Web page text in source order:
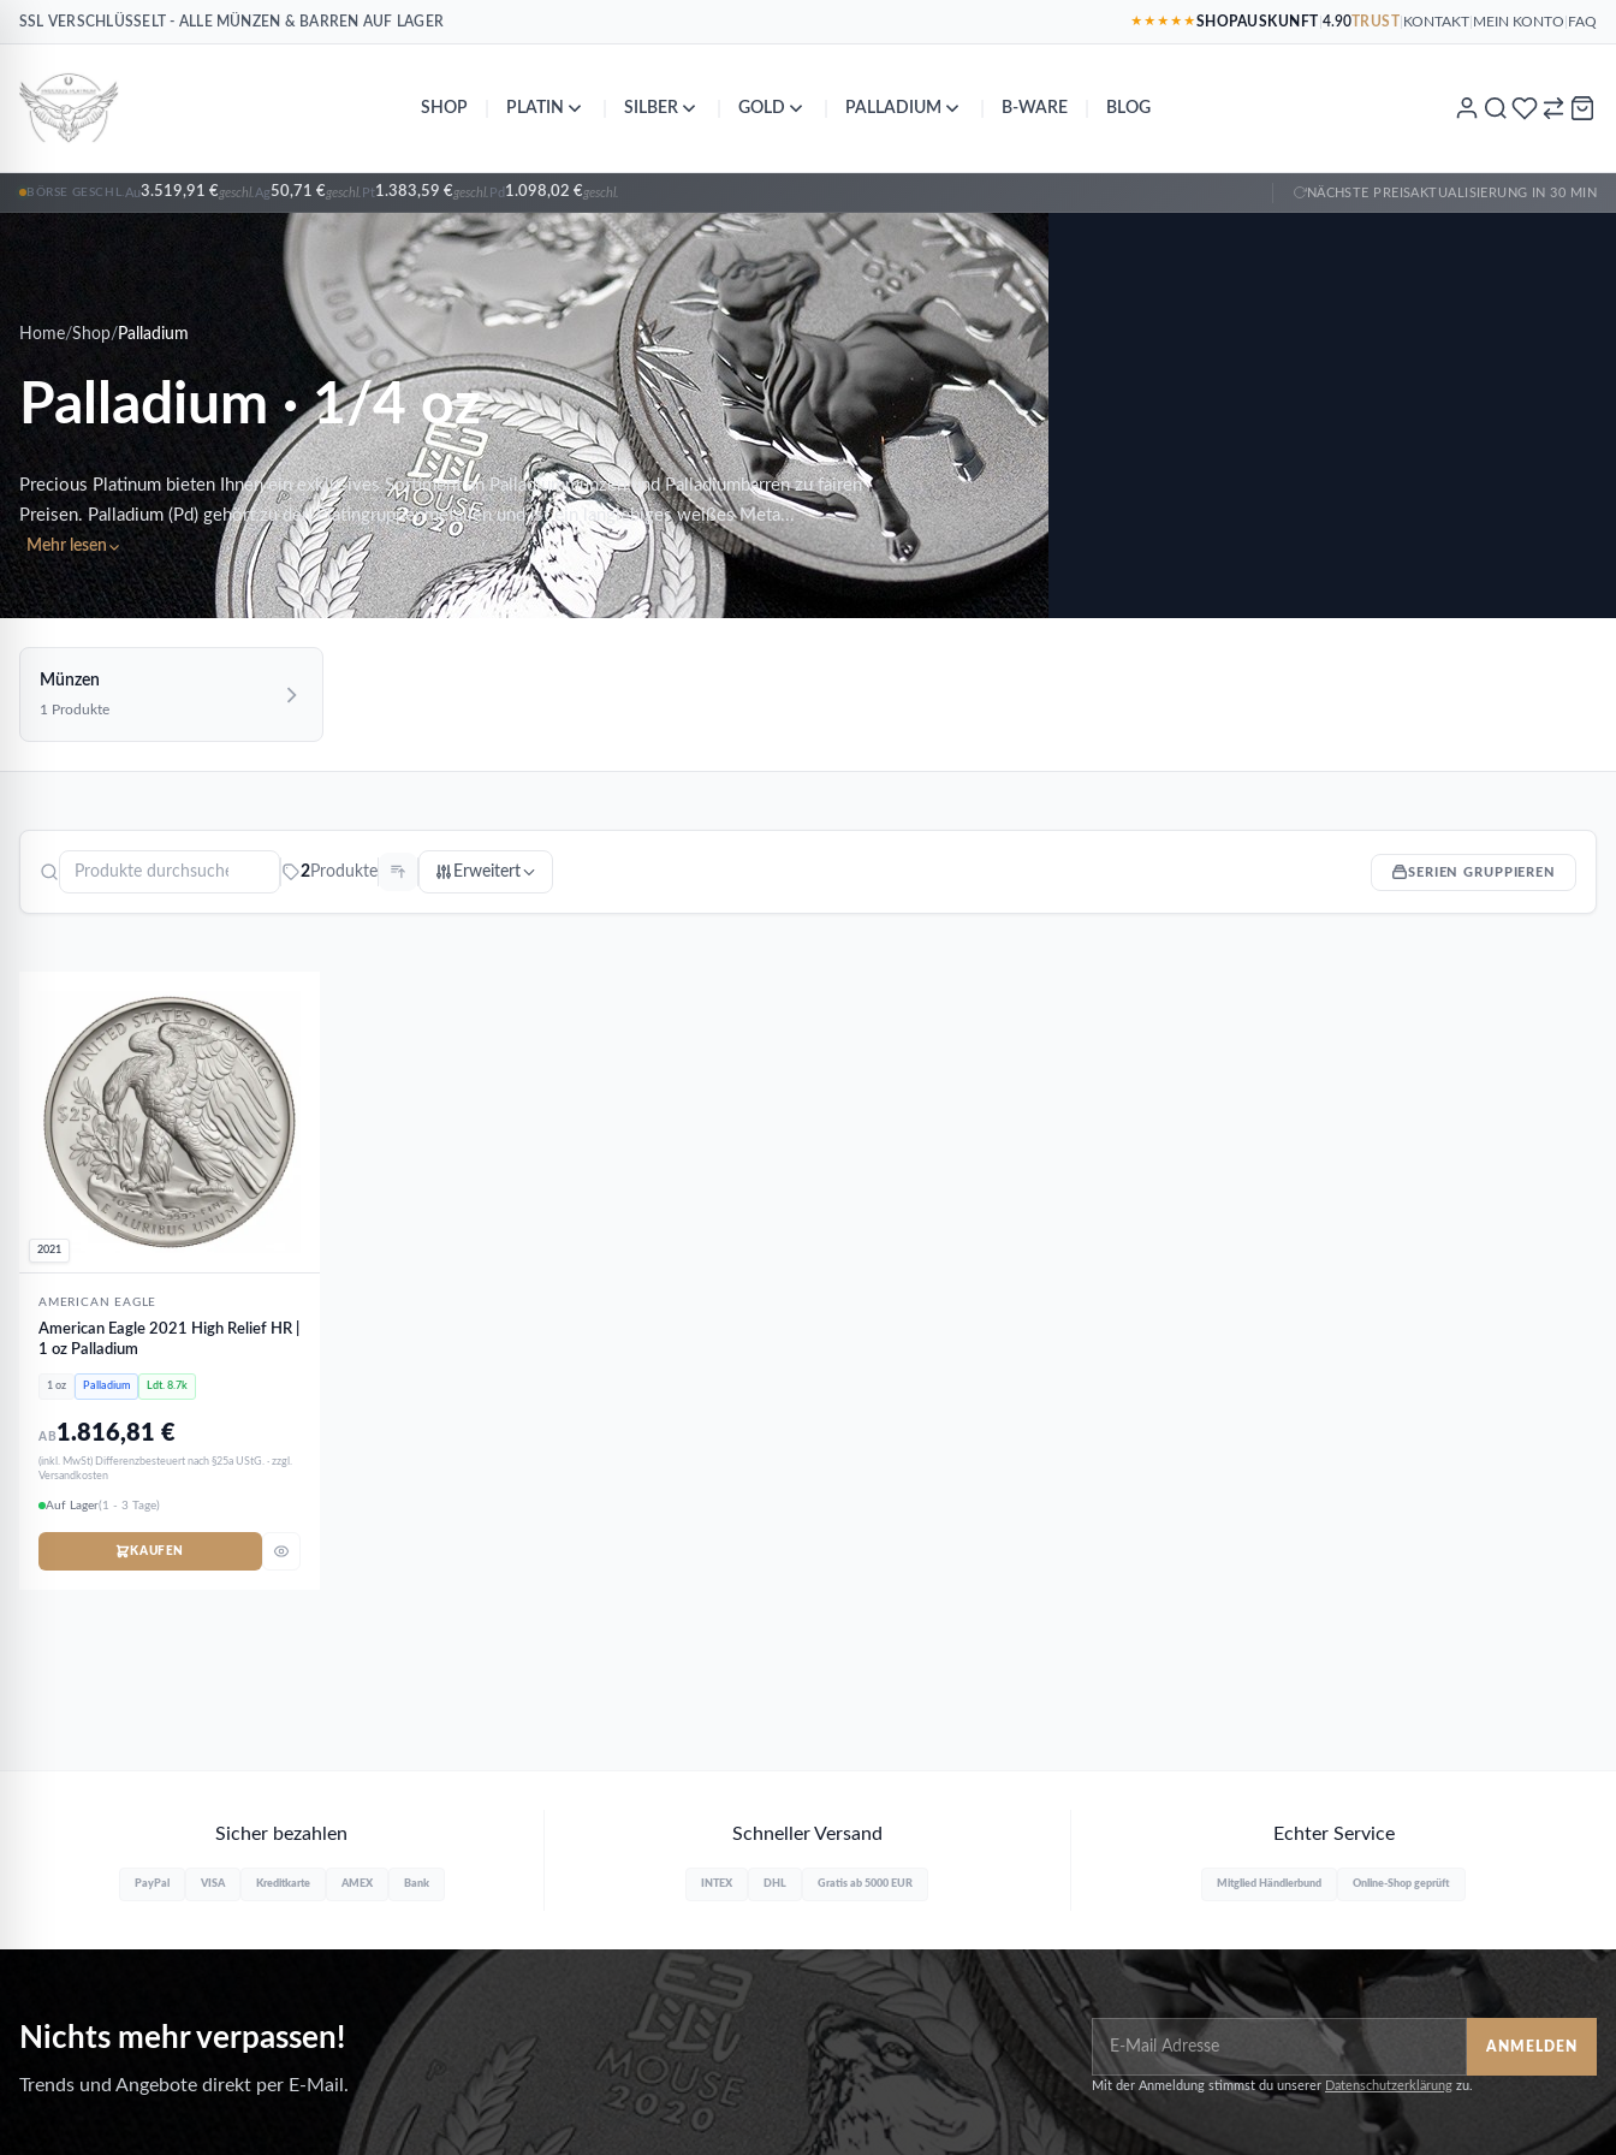
SSL VERSCHLÜSSELT - ALLE MÜNZEN & BARREN AUF LAGER ★★★★★ SHOPAUSKUNFT 4.90TRUST KONTAKT MEIN KONTO FAQ
SHOP PLATIN SILBER GOLD PALLADIUM B-WARE BLOG
BÖRSE GESCHL. Au3.519,91 €geschl. Ag50,71 €geschl. Pt1.383,59 €geschl. Pd 1.098,02 €geschl. NÄCHSTE PREISAKTUALISIERUNG IN 30 MIN
Home/Shop/ Palladium
Palladium · 1/4 oz
Precious Platinum bieten Ihnen ein exklusives Sortiment an Palladiummünzen und Palladiumbarren zu fairen
Preisen. Palladium (Pd) gehört zu den Platingruppenmetallen und ist ein langlebiges weißes Meta...
Mehr lesen
Münzen
1 Produkte
2Produkte Erweitert SERIEN GRUPPIEREN
PdPalladium
2021
AMERICAN EAGLE
American Eagle 2021 High Relief HR |
1 oz Palladium
1 oz Palladium Ldt. 8.7k
AB 1.816,81€
(inkl. MwSt) Differenzbesteuert nach §25a UStG. · zzgl.
Versandkosten
Auf Lager(1 - 3 Tage)
KAUFEN
Sicher bezahlen
PayPal VISA Kreditkarte AMEX Bank
Schneller Versand
INTEX DHL Gratis ab 5000 EUR
Echter Service
Mitglied Händlerbund Online-Shop geprüft
Nichts mehr verpassen!
Trends und Angebote direkt per E-Mail.
ANMELDEN
Mit der Anmeldung stimmst du unserer Datenschutzerklärung zu.